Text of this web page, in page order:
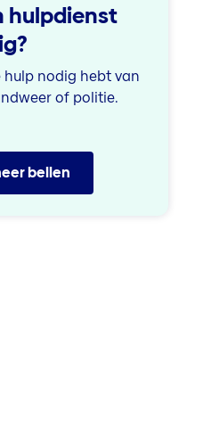
hulpdienst
nodig hebt van
of politie.
bellen